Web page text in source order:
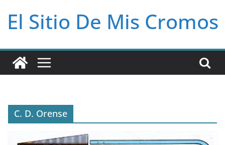
El Sitio De Mis Cromos
C. D. Orense